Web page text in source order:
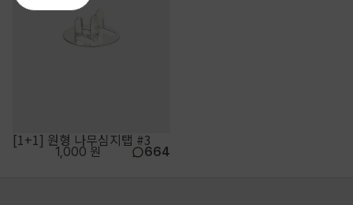
[1+1] 원형 나무심지탭 #3
1,000 원 664